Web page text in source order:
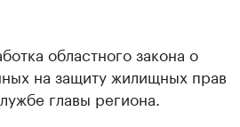
областного закона о
на защиту жилищных прав
главы региона.